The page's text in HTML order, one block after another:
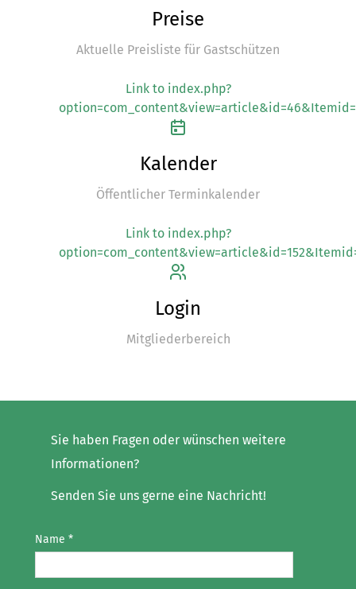
Preise
Aktuelle Preisliste für Gastschützen
Link to index.php?
Kalender
Öffentlicher Terminkalender
Link to index.php?
Login
Mitgliederbereich
Sie haben Fragen oder wünschen weitere
Informationen?
Senden Sie uns gerne eine Nachricht!
Name *